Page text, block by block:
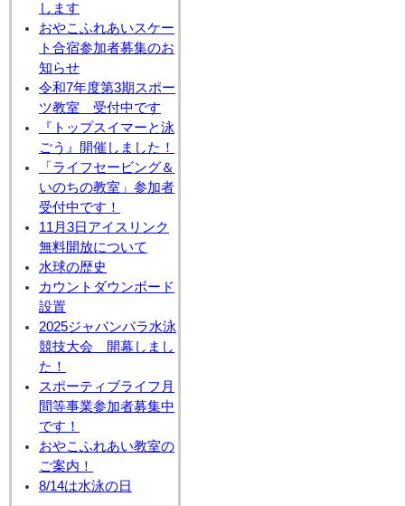
します
おやこふれあいスケー
ト合宿参加者募集のお
知らせ
令和7年度第3期スポー
ツ教室 受付中です
『トップスイマーと泳
ごう』開催しました！
「ライフセービング＆
いのちの教室」参加者
受付中です！
11月3日アイスリンク
無料開放について
水球の歴史
カウントダウンボード
設置
2025ジャパンパラ水泳
競技大会 開幕しまし
た！
スポーティブライフ月
間等事業参加者募集中
です！
おやこふれあい教室の
ご案内！
8/14は水泳の日